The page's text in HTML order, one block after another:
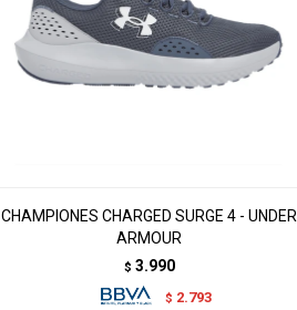
CHAMPIONES CHARGED SURGE 4 - UNDER
ARMOUR
$ 3.990
$ 2.793